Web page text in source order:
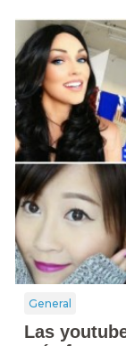
General
Las